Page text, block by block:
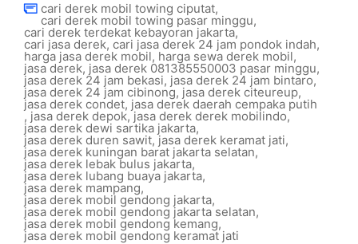
cari derek mobil towing ciputat,
cari derek mobil towing pasar minggu,
cari derek terdekat kebayoran jakarta,
cari jasa derek, cari jasa derek 24 jam pondok indah,
harga jasa derek mobil, harga sewa derek mobil,
jasa derek, jasa derek 081385550003 pasar minggu,
jasa derek 24 jam bekasi, jasa derek 24 jam bintaro,
jasa derek 24 jam cibinong, jasa derek citeureup,
jasa derek condet, jasa derek daerah cempaka putih
, jasa derek depok,jasa derek derek mobilindo,
jasa derek dewi sartika jakarta,
jasa derek duren sawit,jasa derek keramat jati,
jasa derek kuningan barat jakarta selatan,
jasa derek lebak bulus jakarta,
jasa derek lubang buaya jakarta,
jasa derek mampang,
jasa derek mobil gendong jakarta,
jasa derek mobil gendong jakarta selatan,
jasa derek mobil gendong kemang,
jasa derek mobil gendong keramat jati